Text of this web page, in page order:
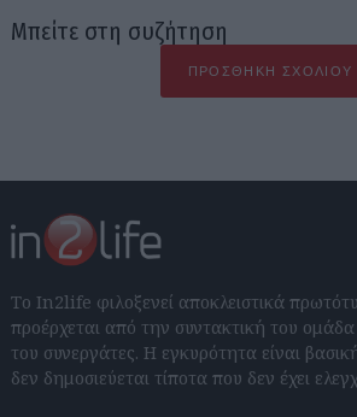
Μπείτε στη συζήτηση
ΠΡΟΣΘΉΚΗ ΣΧΟΛΊΟΥ
Το In2life φιλοξενεί αποκλειστικά
προέρχεται από την συντακτική του ομάδα
του συνεργάτες. Η εγκυρότητα είναι
δεν δημοσιεύεται τίποτα που δεν έχει